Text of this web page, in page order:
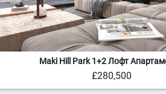
Maki Hill Park 1+2 Лофт
£280,500